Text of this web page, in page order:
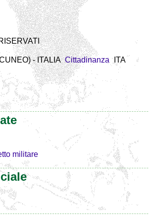
- ITALIA Cittadinanza ITA
militare